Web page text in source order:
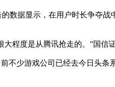
数据显示，在用户时长争夺
程度是从腾讯抢走的。”国信
不少游戏公司已经去今日头